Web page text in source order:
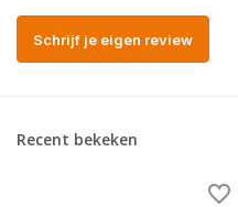
Schrijf je eigen review
Recent bekeken